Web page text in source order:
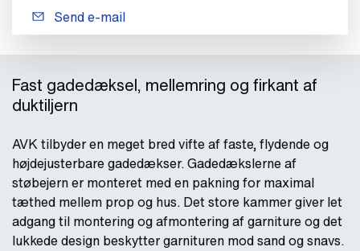
Send e-mail
Fast gadedæksel, mellemring og firkant af
duktiljern
AVK tilbyder en meget bred vifte af faste, flydende og
højdejusterbare gadedækser. Gadedækslerne af
støbejern er monteret med en pakning for maximal
tæthed mellem prop og hus. Det store kammer giver let
adgang til montering og afmontering af garniture og det
lukkede design beskytter garnituren mod sand og snavs.